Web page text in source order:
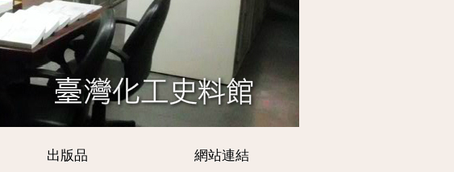
出版品 網站連結